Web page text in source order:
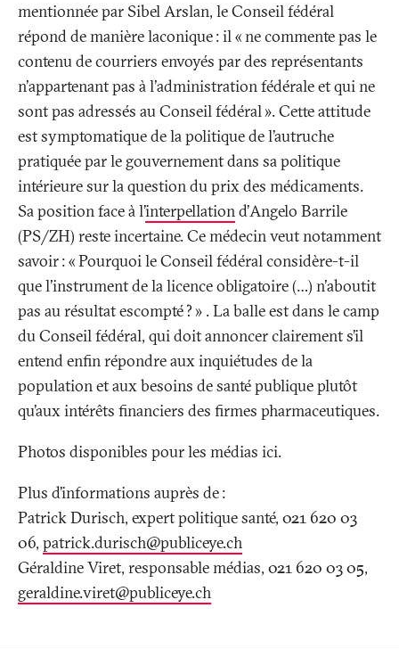
mentionnée par Sibel Arslan, le Conseil fédéral
répond de manière laconique: il «ne commente pas le
contenu de courriers envoyés par des représentants
n'appartenant pas à l'administration fédérale et qui ne
sont pas adressés au Conseil fédéral». Cette attitude
est symptomatique de la politique de l’autruche
pratiquée par le gouvernement dans sa politique
intérieure sur la question du prix des médicaments.
Sa position face à l’interpellationd’Angelo Barrile
(PS/ZH) reste incertaine. Ce médecin veut notamment
savoir: «Pourquoi le Conseil fédéral considère-t-il
que l'instrument de la licence obligatoire (…) n'aboutit
pas au résultat escompté?» . La balle est dans le camp
du Conseil fédéral, qui doit annoncer clairement s’il
entend enfin répondre aux inquiétudes de la
population et aux besoins de santé publique plutôt
qu’aux intérêts financiers des firmes pharmaceutiques.
Photos disponibles pour les médias ici.
Plus d’informations auprès de:
Patrick Durisch, expert politique santé, 021 620 03
06, patrick.durisch@publiceye.ch
Géraldine Viret, responsable médias, 021 620 03 05,
geraldine.viret@publiceye.ch